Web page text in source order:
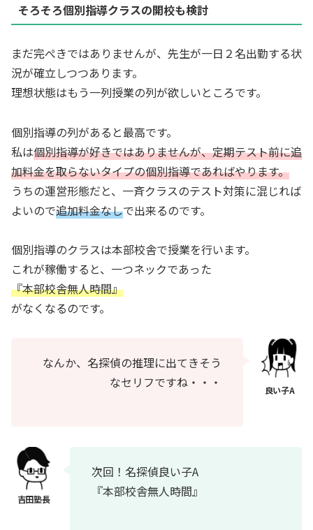
そろそろ個別指導クラスの開校も検討
まだ完ぺきではありませんが、先生が一日２名出勤する状
況が確立しつつあります。
理想状態はもう一列授業の列が欲しいところです。
個別指導の列があると最高です。
私は個別指導が好きではありませんが、定期テスト前に追
加料金を取らないタイプの個別指導であればやります。
うちの運営形態だと、一斉クラスのテスト対策に混じれば
よいので追加料金なしで出来るのです。
個別指導のクラスは本部校舎で授業を行います。
これが稼働すると、一つネックであった
『本部校舎無人時間』
がなくなるのです。
なんか、名探偵の推理に出てきそう
なセリフですね・・・
次回！名探偵良い子A
『本部校舎無人時間』